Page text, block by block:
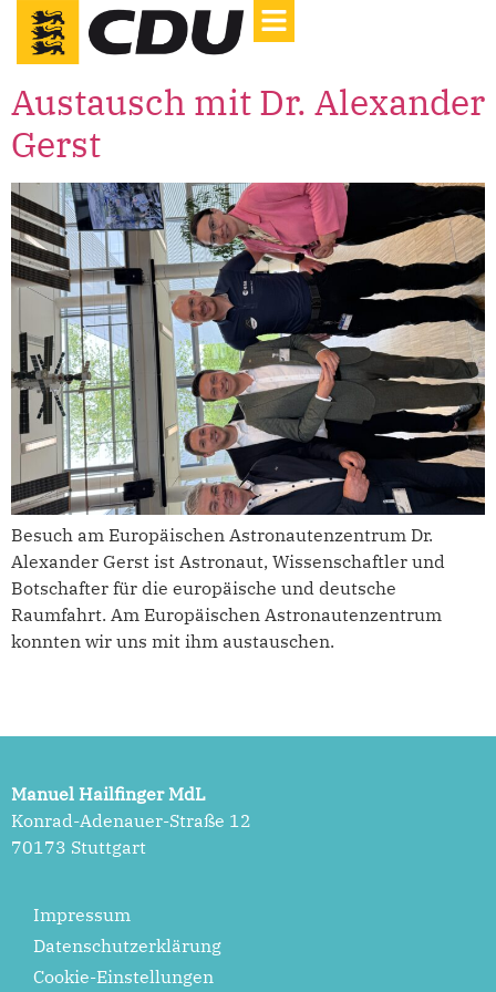
Austausch mit Dr. Alexander
Gerst
Besuch am Europäischen Astronautenzentrum Dr.
Alexander Gerst ist Astronaut, Wissenschaftler und
Botschafter für die europäische und deutsche
Raumfahrt. Am Europäischen Astronautenzentrum
konnten wir uns mit ihm austauschen.
Manuel Hailfinger MdL
Konrad-Adenauer-Straße 12
70173 Stuttgart
Impressum
Datenschutzerklärung
Cookie-Einstellungen